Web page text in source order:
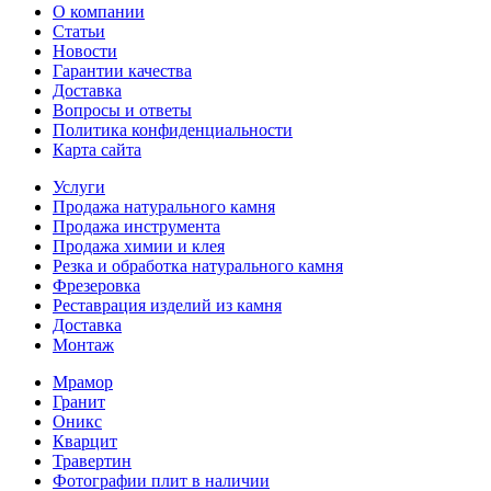
О компании
Статьи
Новости
Гарантии качества
Доставка
Вопросы и ответы
Политика конфиденциальности
Карта сайта
Услуги
Продажа натурального камня
Продажа инструмента
Продажа химии и клея
Резка и обработка натурального камня
Фрезеровка
Реставрация изделий из камня
Доставка
Монтаж
Мрамор
Гранит
Оникс
Кварцит
Травертин
Фотографии плит в наличии